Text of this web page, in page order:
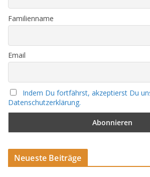
Familienname
Email
Indem Du fortfährst, akzeptierst Du
Datenschutzerklärung.
Neueste Beiträge